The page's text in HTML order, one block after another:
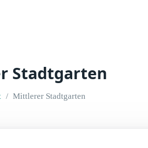
Stadtgarten
Mittlerer Stadtgarten